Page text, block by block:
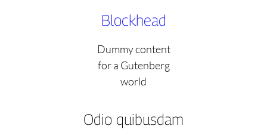
Blockhead
Dummy content
for a Gutenberg
world
Odio quibusdam